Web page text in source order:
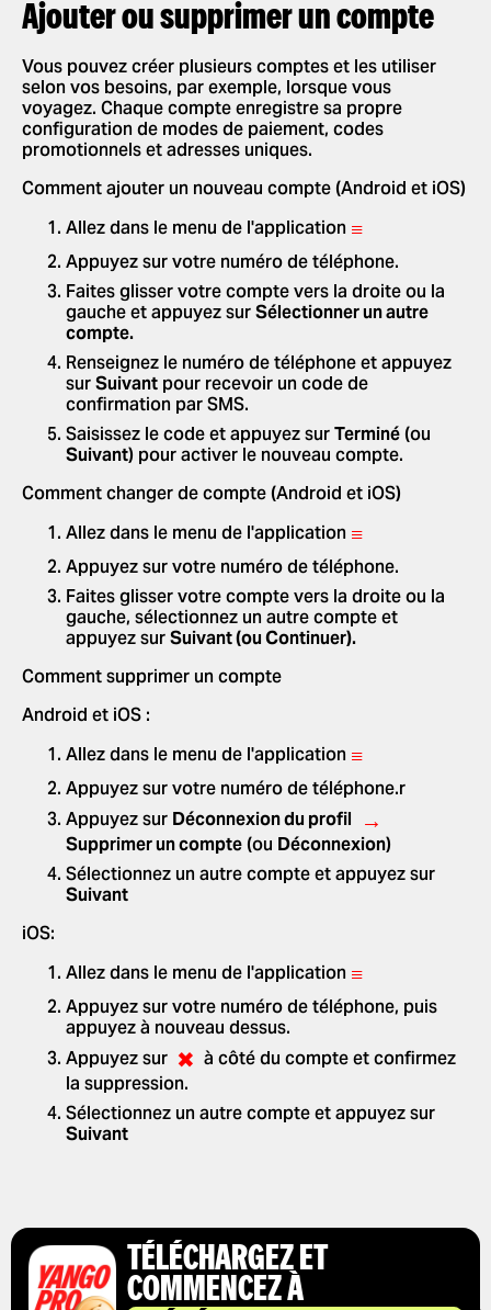
Ajouter ou supprimer un compte
Vous pouvez créer plusieurs comptes et les utiliser
selon vos besoins, par exemple, lorsque vous
voyagez. Chaque compte enregistre sa propre
configuration de modes de paiement, codes
promotionnels et adresses uniques.
Comment ajouter un nouveau compte (Android et iOS)
Allez dans le menu de l'application ≡
Appuyez sur votre numéro de téléphone.
Faites glisser votre compte vers la droite ou la
gauche et appuyez sur Sélectionner un autre
compte.
Renseignez le numéro de téléphone et appuyez
sur Suivant pour recevoir un code de
confirmation par SMS.
Saisissez le code et appuyez sur Terminé (ou
Suivant) pour activer le nouveau compte.
Comment changer de compte (Android et iOS)
Allez dans le menu de l'application ≡
Appuyez sur votre numéro de téléphone.
Faites glisser votre compte vers la droite ou la
gauche, sélectionnez un autre compte et
appuyez sur Suivant (ou Continuer).
Comment supprimer un compte
Android et iOS :
Allez dans le menu de l'application ≡
Appuyez sur votre numéro de téléphone.r
Appuyez sur Déconnexion du profil →
Supprimer un compte (ou Déconnexion)
Sélectionnez un autre compte et appuyez sur
Suivant
iOS:
Allez dans le menu de l'application ≡
Appuyez sur votre numéro de téléphone, puis
appuyez à nouveau dessus.
Appuyez sur ✖ à côté du compte et confirmez
la suppression.
Sélectionnez un autre compte et appuyez sur
Suivant
TÉLÉCHARGEZ ET
COMMENCEZ À